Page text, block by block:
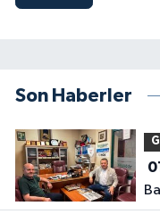
Son Haberler